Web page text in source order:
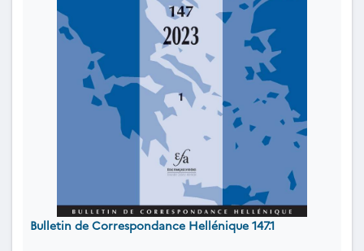
Bulletin de Correspondance Hellénique 147.1